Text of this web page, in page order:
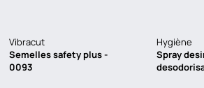
Vibracut
Semelles safety plus -
0093
Hygiène
Spray